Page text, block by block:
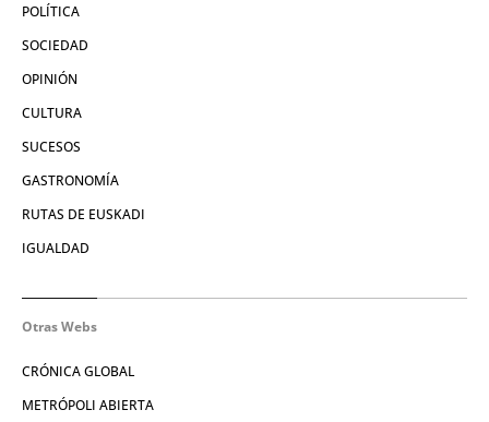
POLÍTICA
SOCIEDAD
OPINIÓN
CULTURA
SUCESOS
GASTRONOMÍA
RUTAS DE EUSKADI
IGUALDAD
Otras Webs
CRÓNICA GLOBAL
METRÓPOLI ABIERTA